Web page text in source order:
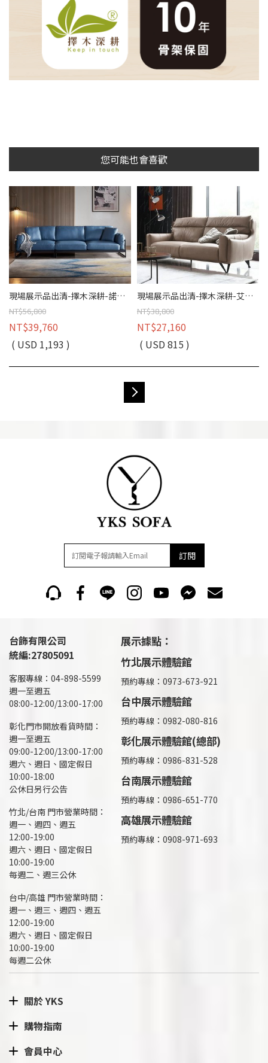
您可能也會喜歡
現場展示品出清-擇木深耕-諾斯四人座真皮沙發
NT$56,800
NT$39,760
( USD 1,193 )
現場展示品出清-擇木深耕-艾瑞爾三人座真皮沙發
NT$38,800
NT$27,160
( USD 815 )
訂閱
台飾有限公司
統編:27805091
客服專線：04-898-5599
週一至週五
08:00-12:00/13:00-17:00
彰化門市開放看貨時間：
週一至週五
09:00-12:00/13:00-17:00
週六、週日、國定假日
10:00-18:00
公休日另行公告
竹北/台南 門市營業時間：
週一、週四、週五
12:00-19:00
週六、週日、國定假日
10:00-19:00
每週二、週三公休
台中/高雄 門市營業時間：
週一、週三、週四、週五
12:00-19:00
週六、週日、國定假日
10:00-19:00
每週二公休
展示據點：
竹北展示體驗館
預約專線：0973-673-921
台中展示體驗館
預約專線：0982-080-816
彰化展示體驗館(總部)
預約專線： 0986-831-528
台南展示體驗館
預約專線：0986-651-770
高雄展示體驗館
預約專線： 0908-971-693
關於 YKS
購物指南
會員中心